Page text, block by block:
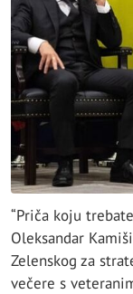
“Priča koju
Oleksandar
Zelenskog za
večere s